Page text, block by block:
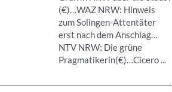
(€)…WAZ NRW: Hinweis
zum Solingen-Attentäter
erst nach dem Anschlag…
NTV NRW: Die grüne
Pragmatikerin(€)…Cicero ...